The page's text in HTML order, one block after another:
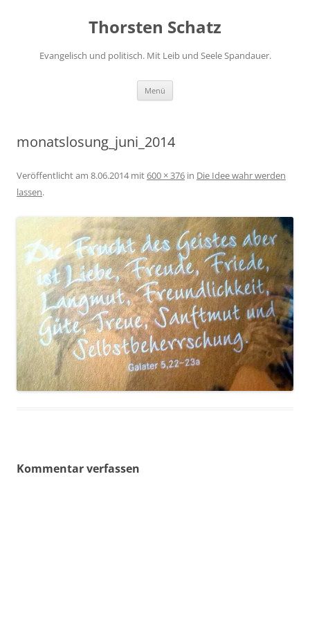
Thorsten Schatz
Evangelisch und politisch. Mit Leib und Seele Spandauer.
Menü
monatslosung_juni_2014
Veröffentlicht am 8.06.2014mit600 × 376 in Die Idee wahr werden
lassen.
Kommentar verfassen